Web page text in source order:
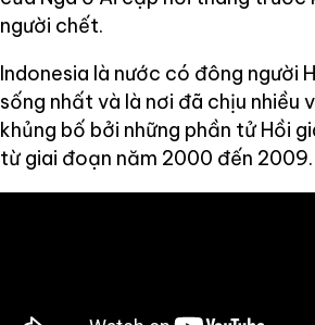
người chết.
Indonesia là nước có đông người
sống nhất và là nơi đã chịu nhiều
khủng bố bởi những phần tử Hồi
từ giai đoạn năm 2000 đến 2009.